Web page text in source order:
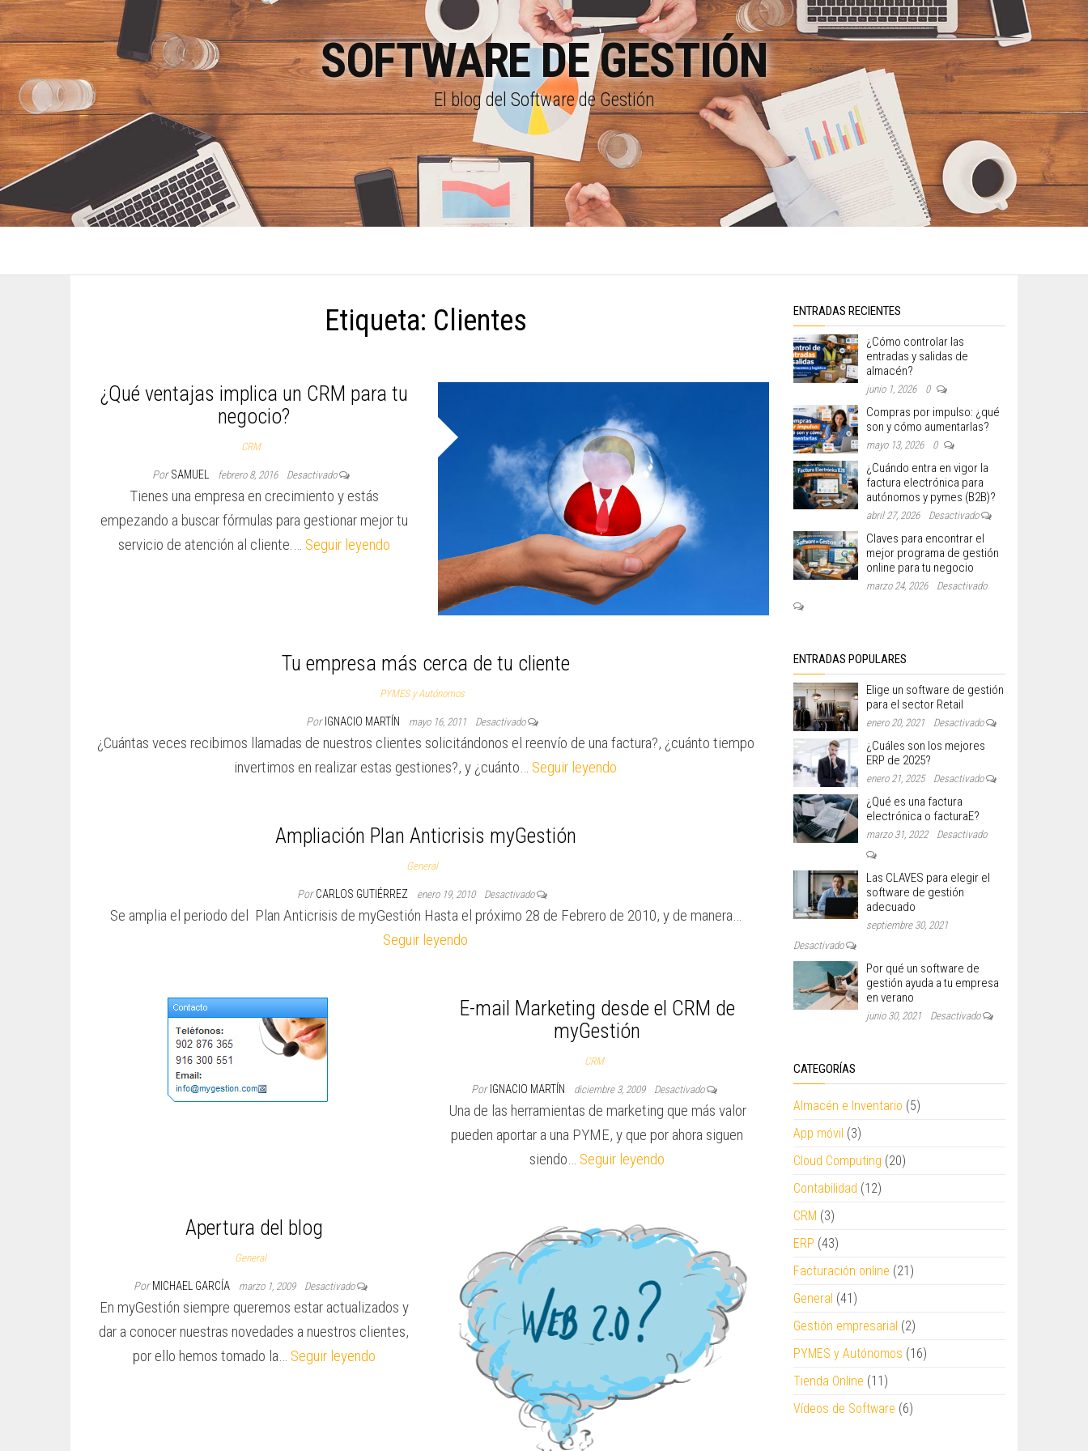
SOFTWARE DE GESTIÓN
El blog del Software de Gestión
Etiqueta: Clientes
¿Qué ventajas implica un CRM para tu
negocio?
CRM
Por SAMUEL febrero 8, 2016 Desactivado
Tienes una empresa en crecimiento y estás
empezando a buscar fórmulas para gestionar mejor tu
servicio de atención al cliente.… Seguir leyendo
Tu empresa más cerca de tu cliente
PYMES y Autónomos
Por IGNACIO MARTÍN mayo 16, 2011 Desactivado
¿Cuántas veces recibimos llamadas de nuestros clientes solicitándonos el reenvío de una factura?, ¿cuánto tiempo
invertimos en realizar estas gestiones?, y ¿cuánto… Seguir leyendo
Ampliación Plan Anticrisis myGestión
General
Por CARLOS GUTIÉRREZ enero 19, 2010 Desactivado
Se amplia el periodo del Plan Anticrisis de myGestión Hasta el próximo 28 de Febrero de 2010, y de manera…
Seguir leyendo
E-mail Marketing desde el CRM de
myGestión
CRM
Por IGNACIO MARTÍN diciembre 3, 2009 Desactivado
Una de las herramientas de marketing que más valor
pueden aportar a una PYME, y que por ahora siguen
siendo… Seguir leyendo
Apertura del blog
General
Por MICHAEL GARCÍA marzo 1, 2009 Desactivado
En myGestión siempre queremos estar actualizados y
dar a conocer nuestras novedades a nuestros clientes,
por ello hemos tomado la… Seguir leyendo
ENTRADAS RECIENTES
¿Cómo controlar las
entradas y salidas de
almacén?
junio 1, 2026 0
Compras por impulso: ¿qué
son y cómo aumentarlas?
mayo 13, 2026 0
¿Cuándo entra en vigor la
factura electrónica para
autónomos y pymes (B2B)?
abril 27, 2026 Desactivado
Claves para encontrar el
mejor programa de gestión
online para tu negocio
marzo 24, 2026 Desactivado
ENTRADAS POPULARES
Elige un software de gestión
para el sector Retail
enero 20, 2021 Desactivado
¿Cuáles son los mejores
ERP de 2025?
enero 21, 2025 Desactivado
¿Qué es una factura
electrónica o facturaE?
marzo 31, 2022 Desactivado
Las CLAVES para elegir el
software de gestión
adecuado
septiembre 30, 2021
Desactivado
Por qué un software de
gestión ayuda a tu empresa
en verano
junio 30, 2021 Desactivado
CATEGORÍAS
Almacén e Inventario (5)
App móvil (3)
Cloud Computing (20)
Contabilidad (12)
CRM (3)
ERP (43)
Facturación online (21)
General (41)
Gestión empresarial (2)
PYMES y Autónomos (16)
Tienda Online (11)
Vídeos de Software (6)